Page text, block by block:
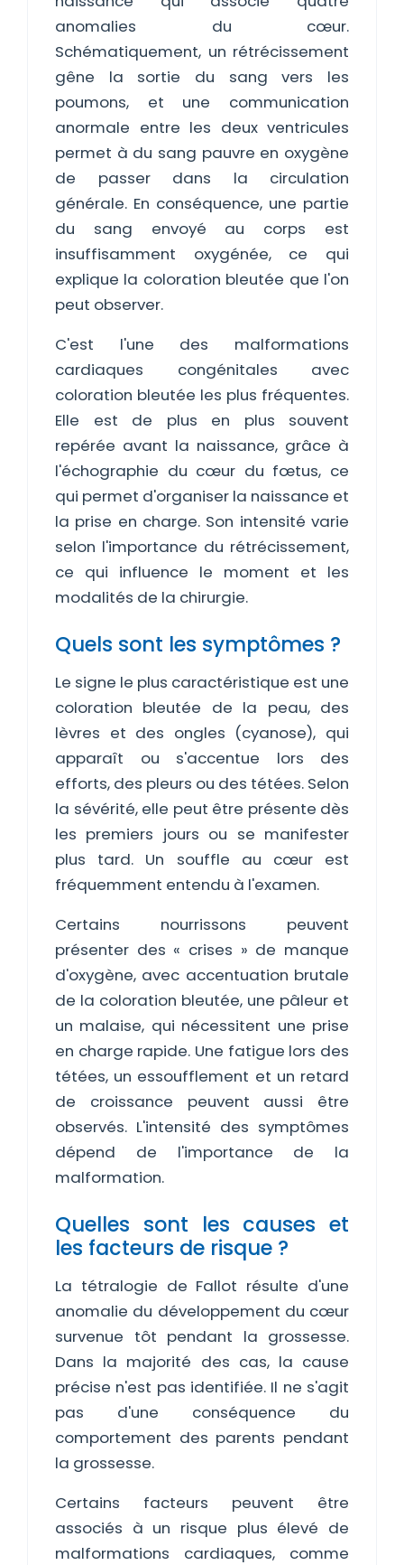
anomalies du cœur.
Schématiquement, un rétrécissement
gêne la sortie du sang vers les
poumons, et une communication
anormale entre les deux ventricules
permet à du sang pauvre en oxygène
de passer dans la circulation
générale. En conséquence, une partie
du sang envoyé au corps est
insuffisamment oxygénée, ce qui
explique la coloration bleutée que l'on
peut observer.
C'est l'une des malformations
cardiaques congénitales avec
coloration bleutée les plus fréquentes.
Elle est de plus en plus souvent
repérée avant la naissance, grâce à
l'échographie du cœur du fœtus, ce
qui permet d'organiser la naissance et
la prise en charge. Son intensité varie
selon l'importance du rétrécissement,
ce qui influence le moment et les
modalités de la chirurgie.
Quels sont les symptômes ?
Le signe le plus caractéristique est une
coloration bleutée de la peau, des
lèvres et des ongles (cyanose), qui
apparaît ou s'accentue lors des
efforts, des pleurs ou des tétées. Selon
la sévérité, elle peut être présente dès
les premiers jours ou se manifester
plus tard. Un souffle au cœur est
fréquemment entendu à l'examen.
Certains nourrissons peuvent
présenter des « crises » de manque
d'oxygène, avec accentuation brutale
de la coloration bleutée, une pâleur et
un malaise, qui nécessitent une prise
en charge rapide. Une fatigue lors des
tétées, un essoufflement et un retard
de croissance peuvent aussi être
observés. L'intensité des symptômes
dépend de l'importance de la
malformation.
Quelles sont les causes et
les facteurs de risque ?
La tétralogie de Fallot résulte d'une
anomalie du développement du cœur
survenue tôt pendant la grossesse.
Dans la majorité des cas, la cause
précise n'est pas identifiée. Il ne s'agit
pas d'une conséquence du
comportement des parents pendant
la grossesse.
Certains facteurs peuvent être
associés à un risque plus élevé de
malformations cardiaques, comme